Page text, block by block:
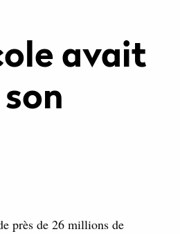
avait
près de 26 millions de